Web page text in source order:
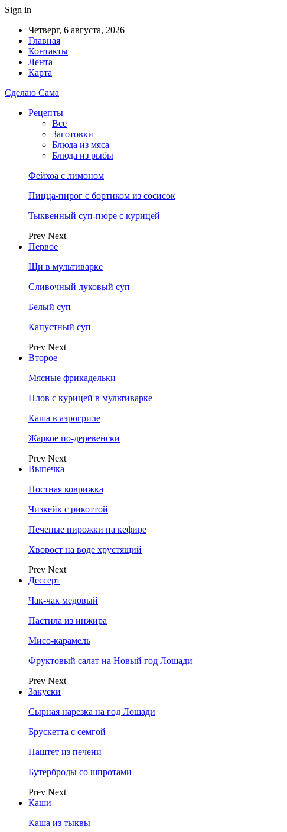
Sign in
Четверг, 6 августа, 2026
Главная
Контакты
Лента
Карта
Сделаю Сама
Рецепты
Все
Заготовки
Блюда из мяса
Блюда из рыбы
Фейхоа с лимоном
Пицца-пирог с бортиком из сосисок
Тыквенный суп-пюре с курицей
Prev Next
Первое
Щи в мультиварке
Сливочный луковый суп
Белый суп
Капустный суп
Prev Next
Второе
Мясные фрикадельки
Плов с курицей в мультиварке
Каша в аэрогриле
Жаркое по-деревенски
Prev Next
Выпечка
Постная коврижка
Чизкейк с рикоттой
Печеные пирожки на кефире
Хворост на воде хрустящий
Prev Next
Дессерт
Чак-чак медовый
Пастила из инжира
Мисо-карамель
Фруктовый салат на Новый год Лошади
Prev Next
Закуски
Сырная нарезка на год Лошади
Брускетта с семгой
Паштет из печени
Бутерброды со шпротами
Prev Next
Каши
Каша из тыквы